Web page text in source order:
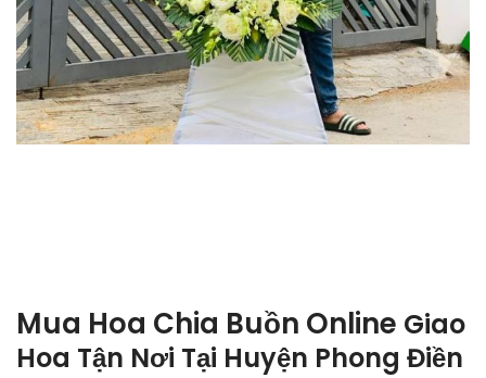
Mua Hoa Chia Buồn Online Giao
Hoa Tận Nơi Tại Huyện Phong Điền